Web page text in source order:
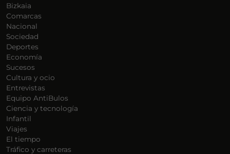
Bizkaia
Comarcas
Nacional
Sociedad
Deportes
Economía
Sucesos
Cultura y ocio
Entrevistas
Equipo AntiBulos
Ciencia y tecnología
Infantil
Viajes
El tiempo
Tráfico y carreteras